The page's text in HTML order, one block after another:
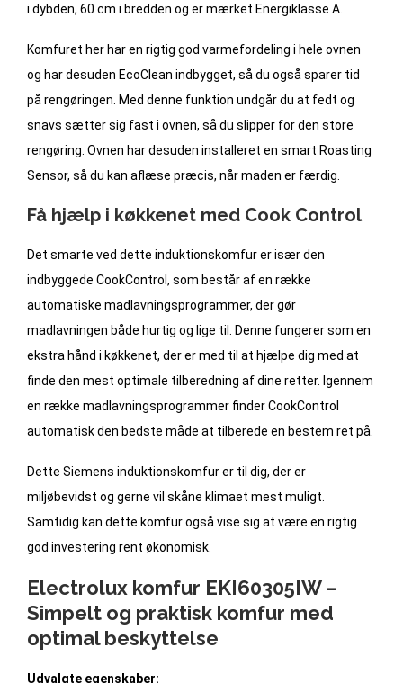
i dybden, 60 cm i bredden og er mærket Energiklasse A.
Komfuret her har en rigtig god varmefordeling i hele ovnen
og har desuden EcoClean indbygget, så du også sparer tid
på rengøringen. Med denne funktion undgår du at fedt og
snavs sætter sig fast i ovnen, så du slipper for den store
rengøring. Ovnen har desuden installeret en smart Roasting
Sensor, så du kan aflæse præcis, når maden er færdig.
Få hjælp i køkkenet med Cook Control
Det smarte ved dette induktionskomfur er især den
indbyggede CookControl, som består af en række
automatiske madlavningsprogrammer, der gør
madlavningen både hurtig og lige til. Denne fungerer som en
ekstra hånd i køkkenet, der er med til at hjælpe dig med at
finde den mest optimale tilberedning af dine retter. Igennem
en række madlavningsprogrammer finder CookControl
automatisk den bedste måde at tilberede en bestem ret på.
Dette Siemens induktionskomfur er til dig, der er
miljøbevidst og gerne vil skåne klimaet mest muligt.
Samtidig kan dette komfur også vise sig at være en rigtig
god investering rent økonomisk.
Electrolux komfur EKI60305IW –
Simpelt og praktisk komfur med
optimal beskyttelse
Udvalgte egenskaber: